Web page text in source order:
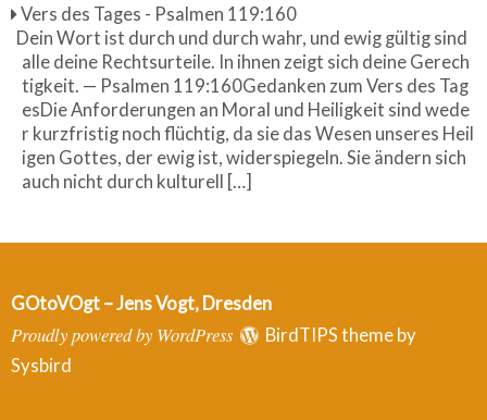
Vers des Tages - Psalmen 119:160
Dein Wort ist durch und durch wahr, und ewig gültig sind
alle deine Rechtsurteile. In ihnen zeigt sich deine Gerech
tigkeit. — Psalmen 119:160Gedanken zum Vers des Tag
esDie Anforderungen an Moral und Heiligkeit sind wede
r kurzfristig noch flüchtig, da sie das Wesen unseres Heil
igen Gottes, der ewig ist, widerspiegeln. Sie ändern sich
auch nicht durch kulturell […]
GOtoVOgt – Jens Vogt, Dresden
Proudly powered by WordPress
BirdTIPS theme by
Sysbird